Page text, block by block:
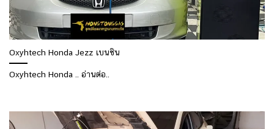
Oxyhtech Honda Jezz เบนซิน
Oxyhtech Honda .. อ่านต่อ..